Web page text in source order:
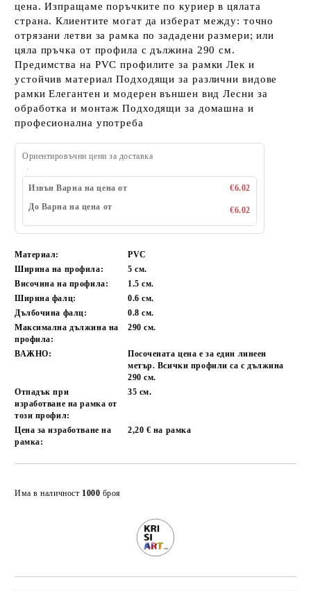
цена. Изпращаме поръчките по куриер в цялата
страна. Клиентите могат да изберат между: точно
отрязани летви за рамка по зададени размери; или
цяла пръчка от профила с дължина 290 см.
Предимства на PVC профилите за рамки Лек и
устойчив материал Подходящи за различни видове
рамки Елегантен и модерен външен вид Лесни за
обработка и монтаж Подходящи за домашна и
професионална употреба
Ориентировъчни цени за доставка
Извън Варна на цена от
€6.02
До Варна на цена от
€6.02
Материал:
PVC
Ширина на профила:
5 см.
Височина на профила:
1.5 см.
Ширина фалц:
0.6 см.
Дълбочина фалц:
0.8 см.
Максимална дължина на
профила:
290 см.
ВАЖНО:
Посочената цена е за един линеен
метър. Всички профили са с дължина
290 см.
Отпадък при
изработване на рамка от
този профил:
35 см.
Цена за изработване на
рамка:
2,20 € на рамка
Има в наличност 1000 броя